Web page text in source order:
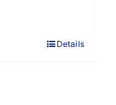
Details